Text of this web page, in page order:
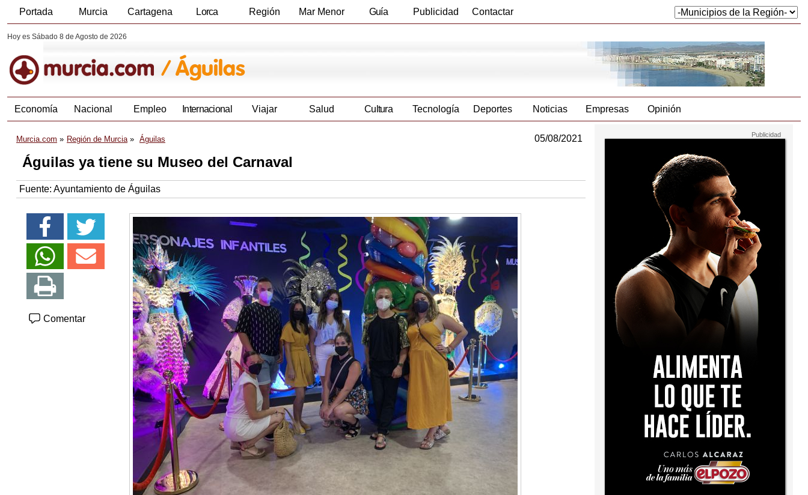
Portada Murcia Cartagena Lorca Región Mar Menor Guía Publicidad Contactar
Hoy es Sábado 8 de Agosto de 2026
Economía Nacional Empleo Internacional Viajar Salud Cultura Tecnología Deportes Noticias Empresas Opinión
Murcia.com Región de Murcia Águilas 05/08/2021
Águilas ya tiene su Museo del Carnaval
Fuente: Ayuntamiento de Águilas
Comentar